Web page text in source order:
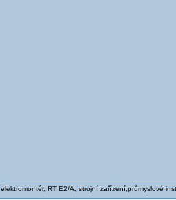
elektromontér, RT E2/A, strojní zařízení,průmyslové